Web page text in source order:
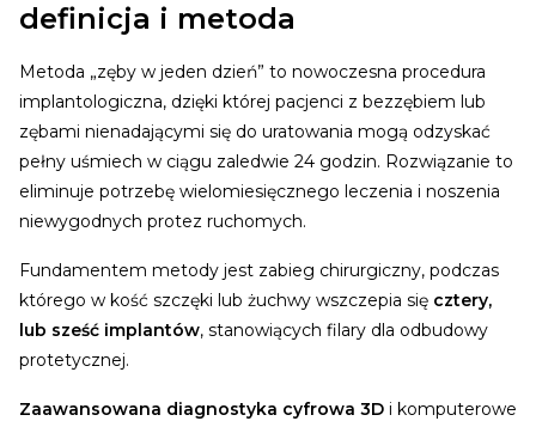
definicja i metoda
Metoda „zęby w jeden dzień” to nowoczesna procedura
implantologiczna, dzięki której pacjenci z bezzębiem lub
zębami nienadającymi się do uratowania mogą odzyskać
pełny uśmiech w ciągu zaledwie 24 godzin. Rozwiązanie to
eliminuje potrzebę wielomiesięcznego leczenia i noszenia
niewygodnych protez ruchomych.
Fundamentem metody jest zabieg chirurgiczny, podczas
którego w kość szczęki lub żuchwy wszczepia się cztery,
lub sześć implantów, stanowiących filary dla odbudowy
protetycznej.
Zaawansowana diagnostyka cyfrowa 3D i komputerowe